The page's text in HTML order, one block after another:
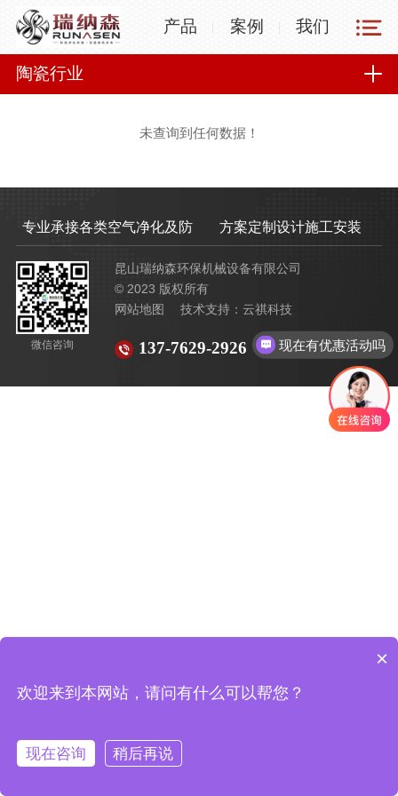
产品 案例 我们
陶瓷行业
未查询到任何数据！
专业承接各类空气净化及防
治工程
方案定制设计施工安装
微信咨询
昆山瑞纳森环保机械设备有限公司
© 2023 版权所有
网站地图
技术支持： 云祺科技
137-7629-2926 现在有优惠活动吗
×
欢迎来到本网站，请问有什么可以帮您？
现在咨询 稍后再说